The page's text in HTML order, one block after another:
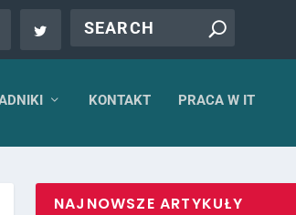
KONTAKT PRACA W IT
NAJNOWSZE ARTYKUŁY